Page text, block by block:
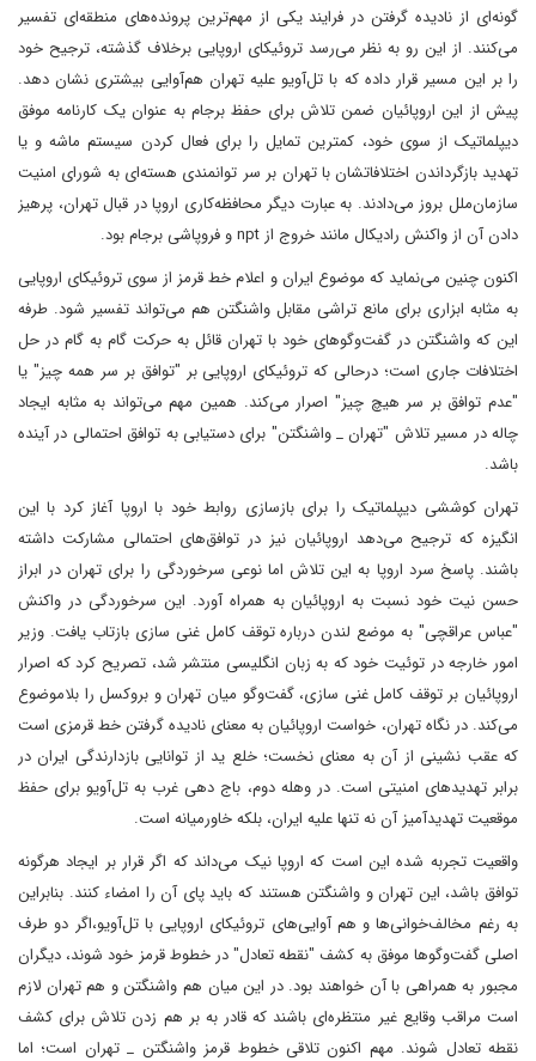
گونه‌ای از نادیده‌ گرفتن در فرایند یکی از مهم‌ترین پرونده‌های منطقه‌ای تفسیر
می‌کنند. از این رو به نظر می‌رسد تروئیکای اروپایی برخلاف گذشته، ترجیح خود
را بر این مسیر قرار داده که با تل‌آویو علیه تهران هم‌آوایی بیشتری نشان دهد.
پیش از این اروپائیان ضمن تلاش برای حفظ برجام به عنوان یک کارنامه موفق
دیپلماتیک از سوی خود، کمترین تمایل را برای فعال کردن سیستم ماشه و یا
تهدید بازگرداندن اختلافاتشان با تهران بر سر توانمندی هسته‌ای به شورای امنیت
سازمان‌ملل بروز می‌دادند. به عبارت دیگر محافظه‌کاری اروپا در قبال تهران، پرهیز
دادن آن از واکنش رادیکال مانند خروج از npt و فروپاشی برجام بود.
اکنون چنین می‌نماید که موضوع ایران و اعلام خط قرمز از سوی تروئیکای اروپایی
به مثابه ابزاری برای مانع تراشی مقابل واشنگتن هم می‌تواند تفسیر شود. طرفه
این که واشنگتن در گفت‌وگوهای خود با تهران قائل به حرکت گام به گام در حل
اختلافات جاری است؛ درحالی که تروئیکای اروپایی بر "توافق بر سر همه چیز" یا
"عدم توافق بر سر هیچ چیز" اصرار می‌کند. همین مهم می‌تواند به مثابه ایجاد
چاله در مسیر تلاش "تهران _ واشنگتن" برای دستیابی به توافق احتمالی در آینده
باشد.
تهران کوششی دیپلماتیک را برای بازسازی روابط خود با اروپا آغاز کرد با این
انگیزه که ترجیح می‌دهد اروپائیان نیز در توافق‌های احتمالی مشارکت داشته
باشند. پاسخ سرد اروپا به این تلاش اما نوعی سرخوردگی را برای تهران در ابراز
حسن نیت خود نسبت به اروپائیان به همراه آورد. این سرخوردگی در واکنش
"عباس عراقچی" به موضع لندن درباره توقف کامل غنی سازی بازتاب یافت. وزیر
امور خارجه در توئیت خود که به زبان انگلیسی منتشر شد، تصریح کرد که اصرار
اروپائیان بر توقف کامل غنی سازی، گفت‌وگو میان تهران و بروکسل را بلاموضوع
می‌‌کند. در نگاه تهران، خواست اروپائیان به معنای نادیده گرفتن خط قرمزی است
که عقب نشینی از آن به معنای نخست؛ خلع ید از توانایی بازدارندگی ایران در
برابر تهدیدهای امنیتی است. در وهله دوم، باج دهی غرب به تل‌آویو برای حفظ
موقعیت تهدیدآمیز آن نه تنها علیه ایران، بلکه خاورمیانه است.
واقعیت تجربه شده این است که اروپا نیک می‌داند که اگر قرار بر ایجاد هرگونه
توافق باشد، این تهران و واشنگتن هستند که باید پای آن را امضاء کنند. بنابراین
به رغم مخالف‌خوانی‌ها و هم آوایی‌های تروئیکای اروپایی با تل‌آویو،اگر دو طرف
اصلی گفت‌وگوها موفق به کشف "نقطه تعادل" در خطوط قرمز خود شوند، دیگران
مجبور به همراهی با آن خواهند بود. در این میان هم واشنگتن و هم تهران لازم
است مراقب وقایع غیر منتظره‌ای باشند که قادر به بر هم زدن تلاش برای کشف
نقطه تعادل ‌شوند. مهم اکنون تلاقی خطوط قرمز واشنگتن _ تهران است؛ اما